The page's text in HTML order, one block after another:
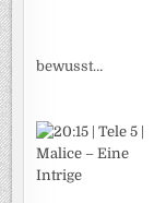
bewusst…